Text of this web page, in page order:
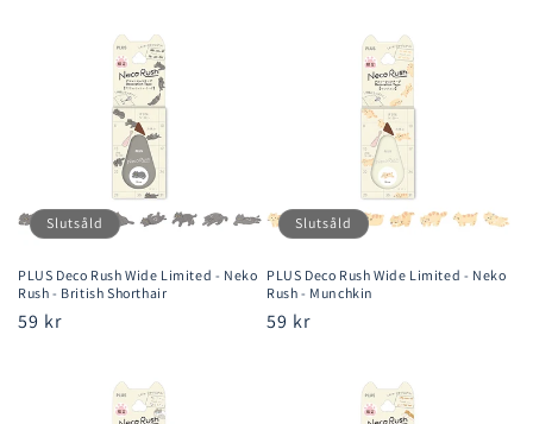
Slutsåld
PLUS Deco Rush Wide Limited - Neko
Rush - British Shorthair
Ordinarie
59 kr
Slutsåld
PLUS Deco Rush Wide Limited - Neko
Rush - Munchkin
Ordinarie
59 kr